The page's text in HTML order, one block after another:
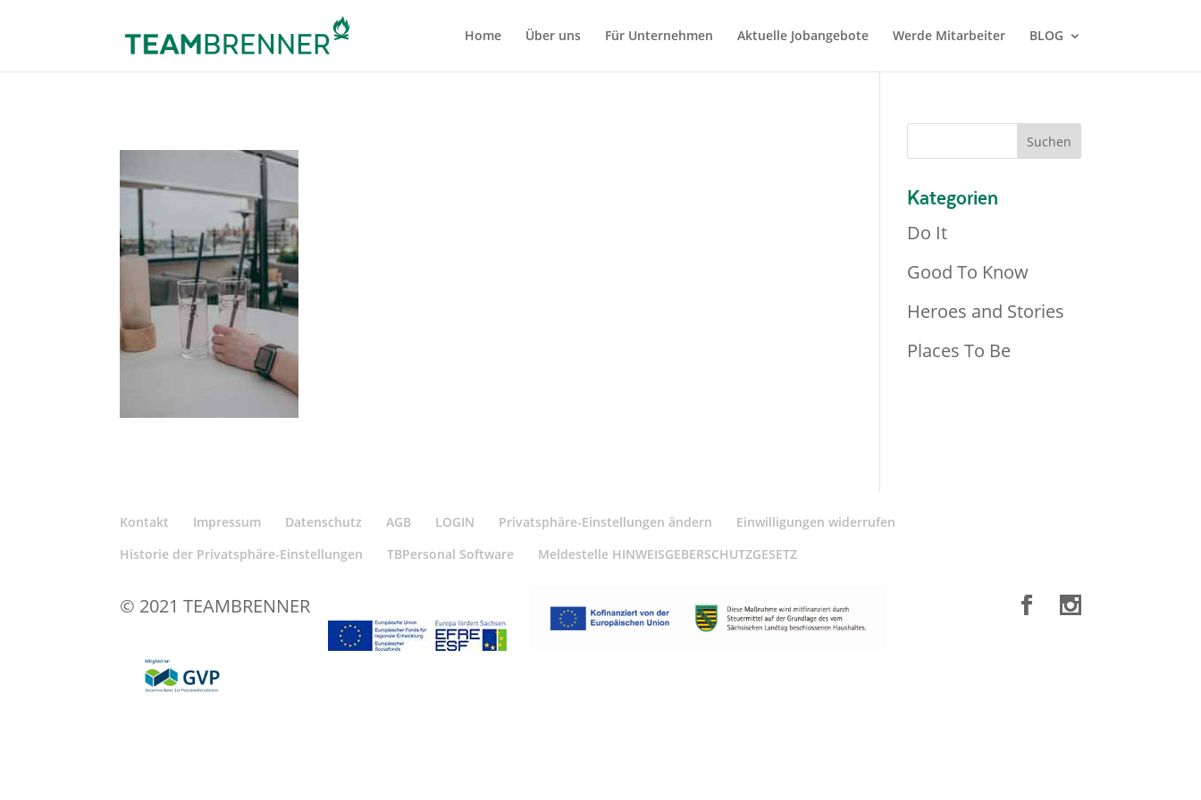
Home Über uns Für Unternehmen Aktuelle Jobangebote Werde Mitarbeiter BLOG
Kategorien
Do It
Good To Know
Heroes and Stories
Places To Be
Kontakt Impressum Datenschutz AGB LOGIN Privatsphäre-Einstellungen ändern
Einwilligungen widerrufen
Historie der Privatsphäre-Einstellungen
TBPersonal Software Meldestelle HINWEISGEBERSCHUTZGESETZ
© 2021 TEAMBRENNER